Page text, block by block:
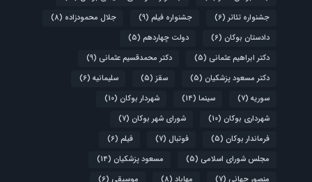
جشنواره تئاتر (6) جشنواره فیلم (9) جلال محمودزاده (8)
دادستان بوکان (6) دولت چهاردهم (5)
دکتر ابراهیم عثمانی (5) دکتر محمدقسیم عثمانی (9)
دکتر مسعود پزشکیان (5) سقز (5) سلیمانیه (6)
سوریه (7) سینما (14) شهردار بوکان (10)
شهرداری بوکان (10) شورای شهر بوکان (7)
فرماندار بوکان (5) فوتبال (7) فیلم (6)
مجلس شورای اسلامی (5) مسعود پزشکیان (14)